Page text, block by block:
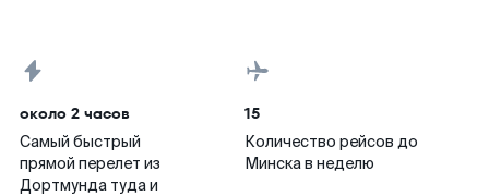
около 2 часов
Самый быстрый
прямой перелет из
Дортмунда туда и
15
Количество рейсов до
Минска в неделю